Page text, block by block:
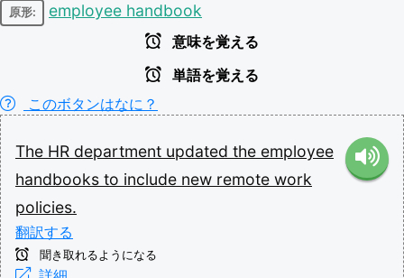
原形: employee handbook
意味を覚える
単語を覚える
このボタンはなに？
The HR department updated the employee
handbooks to include new remote work
policies.
翻訳する
聞き取れるようになる